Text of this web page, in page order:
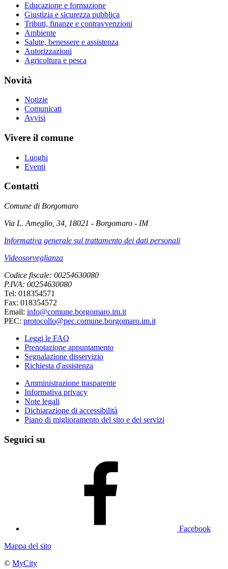
Educazione e formazione
Giustizia e sicurezza pubblica
Tributi, finanze e contravvenzioni
Ambiente
Salute, benessere e assistenza
Autorizzazioni
Agricoltura e pesca
Novità
Notizie
Comunicati
Avvisi
Vivere il comune
Luoghi
Eventi
Contatti
Comune di Borgomaro
Via L. Ameglio, 34, 18021 - Borgomaro - IM
Informativa generale sul trattamento dei dati personali
Videosorveglianza
Codice fiscale: 00254630080
P.IVA: 00254630080
Tel: 018354571
Fax: 018354572
Email: info@comune.borgomaro.im.it
PEC: protocollo@pec.comune.borgomaro.im.it
Leggi le FAQ
Prenotazione appuntamento
Segnalazione disservizio
Richiesta d'assistenza
Amministrazione trasparente
Informativa privacy
Note legali
Dichiarazione di accessibilità
Piano di miglioramento del sito e dei servizi
Seguici su
Facebook
Mappa del sito
© MyCity